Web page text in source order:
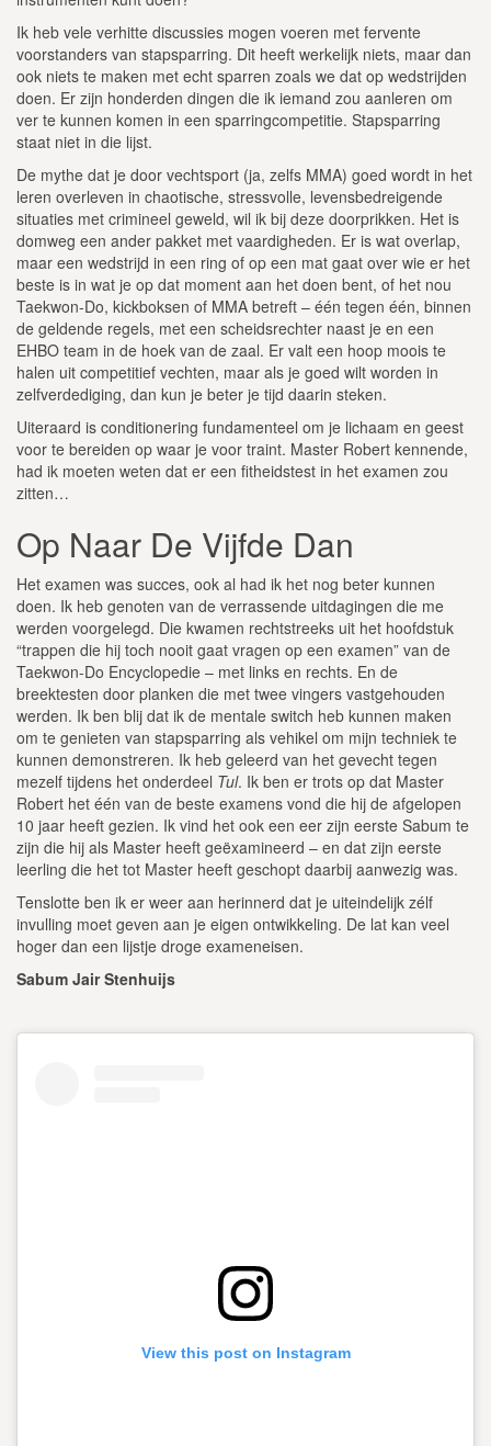
Ik heb vele verhitte discussies mogen voeren met fervente
voorstanders van stapsparring. Dit heeft werkelijk niets, maar dan
ook niets te maken met echt sparren zoals we dat op wedstrijden
doen. Er zijn honderden dingen die ik iemand zou aanleren om
ver te kunnen komen in een sparringcompetitie. Stapsparring
staat niet in die lijst.
De mythe dat je door vechtsport (ja, zelfs MMA) goed wordt in het
leren overleven in chaotische, stressvolle, levensbedreigende
situaties met crimineel geweld, wil ik bij deze doorprikken. Het is
domweg een ander pakket met vaardigheden. Er is wat overlap,
maar een wedstrijd in een ring of op een mat gaat over wie er het
beste is in wat je op dat moment aan het doen bent, of het nou
Taekwon-Do, kickboksen of MMA betreft – één tegen één, binnen
de geldende regels, met een scheidsrechter naast je en een
EHBO team in de hoek van de zaal. Er valt een hoop moois te
halen uit competitief vechten, maar als je goed wilt worden in
zelfverdediging, dan kun je beter je tijd daarin steken.
Uiteraard is conditionering fundamenteel om je lichaam en geest
voor te bereiden op waar je voor traint. Master Robert kennende,
had ik moeten weten dat er een fitheidstest in het examen zou
zitten…
Op Naar De Vijfde Dan
Het examen was succes, ook al had ik het nog beter kunnen
doen. Ik heb genoten van de verrassende uitdagingen die me
werden voorgelegd. Die kwamen rechtstreeks uit het hoofdstuk
“trappen die hij toch nooit gaat vragen op een examen” van de
Taekwon-Do Encyclopedie – met links en rechts. En de
breektesten door planken die met twee vingers vastgehouden
werden. Ik ben blij dat ik de mentale switch heb kunnen maken
om te genieten van stapsparring als vehikel om mijn techniek te
kunnen demonstreren. Ik heb geleerd van het gevecht tegen
mezelf tijdens het onderdeel Tul. Ik ben er trots op dat Master
Robert het één van de beste examens vond die hij de afgelopen
10 jaar heeft gezien. Ik vind het ook een eer zijn eerste Sabum te
zijn die hij als Master heeft geëxamineerd – en dat zijn eerste
leerling die het tot Master heeft geschopt daarbij aanwezig was.
Tenslotte ben ik er weer aan herinnerd dat je uiteindelijk zélf
invulling moet geven aan je eigen ontwikkeling. De lat kan veel
hoger dan een lijstje droge exameneisen.
Sabum Jair Stenhuijs
View this post on Instagram